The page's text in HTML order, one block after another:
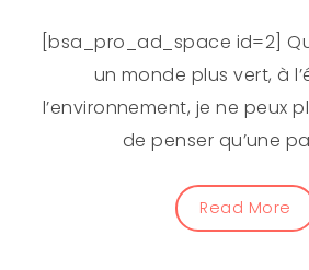
[bsa_pro_ad_space id=2]
un monde plus vert, à
l’environnement, je ne peux
de penser qu’une
Read More